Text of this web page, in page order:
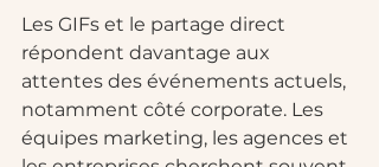
Les GIFs et le partage direct
répondent davantage aux
attentes des événements actuels,
notamment côté corporate. Les
équipes marketing, les agences et